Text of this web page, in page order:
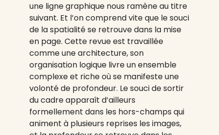
une ligne graphique nous ramène au titre
suivant. Et l’on comprend vite que le souci
de la spatialité se retrouve dans la mise
en page. Cette revue est travaillée
comme une architecture, son
organisation logique livre un ensemble
complexe et riche où se manifeste une
volonté de profondeur. Le souci de sortir
du cadre apparaît d’ailleurs
formellement dans les hors-champs qui
animent à plusieurs reprises les images,